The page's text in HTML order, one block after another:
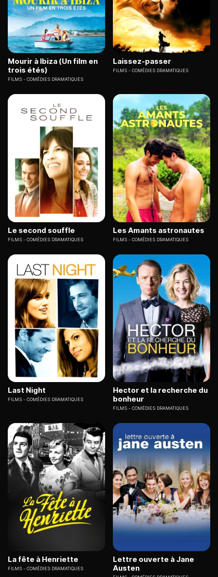
Mourir à Ibiza (Un film en
trois étés)
FILMS COMÉDIES DRAMATIQUES
Laissez-passer
FILMS COMÉDIES DRAMATIQUES
Le second souffle
FILMS COMÉDIES DRAMATIQUES
Les Amants astronautes
FILMS COMÉDIES DRAMATIQUES
Last Night
FILMS COMÉDIES DRAMATIQUES
Hector et la recherche du
bonheur
FILMS COMÉDIES DRAMATIQUES
La fête à Henriette
FILMS COMÉDIES DRAMATIQUES
Lettre ouverte à Jane
Austen